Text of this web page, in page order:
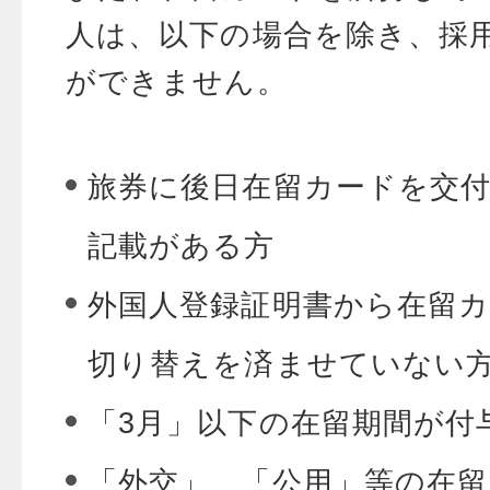
人は、以下の場合を除き、採
ができません。
旅券に後日在留カードを交
記載がある方
外国人登録証明書から在留
切り替えを済ませていない
「3月」以下の在留期間が
「外交」、「公用」等の在